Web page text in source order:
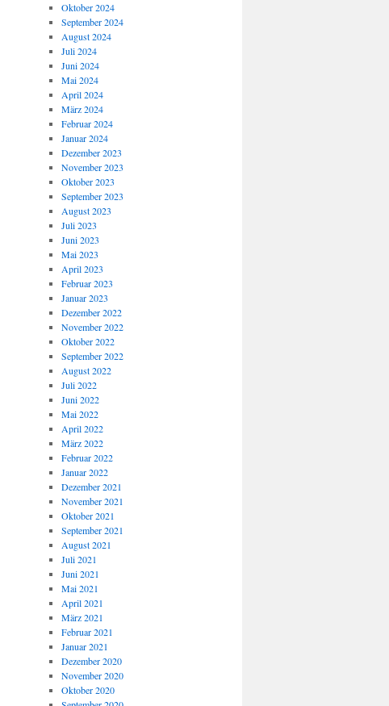
Oktober 2024
September 2024
August 2024
Juli 2024
Juni 2024
Mai 2024
April 2024
März 2024
Februar 2024
Januar 2024
Dezember 2023
November 2023
Oktober 2023
September 2023
August 2023
Juli 2023
Juni 2023
Mai 2023
April 2023
Februar 2023
Januar 2023
Dezember 2022
November 2022
Oktober 2022
September 2022
August 2022
Juli 2022
Juni 2022
Mai 2022
April 2022
März 2022
Februar 2022
Januar 2022
Dezember 2021
November 2021
Oktober 2021
September 2021
August 2021
Juli 2021
Juni 2021
Mai 2021
April 2021
März 2021
Februar 2021
Januar 2021
Dezember 2020
November 2020
Oktober 2020